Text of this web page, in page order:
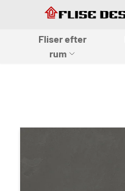
Skip to Content
Skip to Content
Flise design
Fliser efter
rum